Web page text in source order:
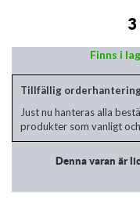
Finns i
Tillfällig
Just nu hanteras alla
produkter som vanligt och
Denna varan är